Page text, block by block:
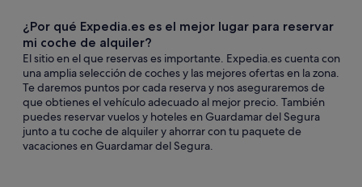
¿Por qué Expedia.es es el mejor lugar para reservar
mi coche de alquiler?
El sitio en el que reservas es importante. Expedia.es cuenta con
una amplia selección de coches y las mejores ofertas en la zona.
Te daremos puntos por cada reserva y nos aseguraremos de
que obtienes el vehículo adecuado al mejor precio. También
puedes reservar vuelos y hoteles en Guardamar del Segura
junto a tu coche de alquiler y ahorrar con tu paquete de
vacaciones en Guardamar del Segura.